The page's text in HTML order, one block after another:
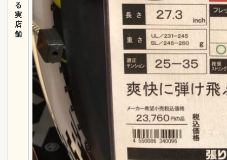
る
実
店
舗